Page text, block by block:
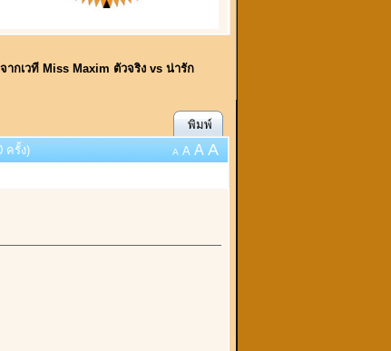
ากเวที Miss Maxim ตัวจริง vs น่ารัก
พิมพ์
ครั้ง) A A A A